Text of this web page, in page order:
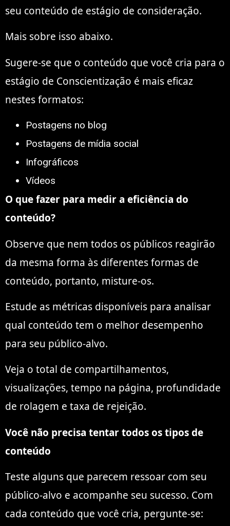
seu conteúdo de estágio de consideração.
Mais sobre isso abaixo.
Sugere-se que o conteúdo que você cria para o
estágio de Conscientização é mais eficaz
nestes formatos:
Postagens no blog
Postagens de mídia social
Infográficos
Vídeos
O que fazer para medir a eficiência do
conteúdo?
Observe que nem todos os públicos reagirão
da mesma forma às diferentes formas de
conteúdo, portanto, misture-os.
Estude as métricas disponíveis para analisar
qual conteúdo tem o melhor desempenho
para seu público-alvo.
Veja o total de compartilhamentos,
visualizações, tempo na página, profundidade
de rolagem e taxa de rejeição.
Você não precisa tentar todos os tipos de
conteúdo
Teste alguns que parecem ressoar com seu
público-alvo e acompanhe seu sucesso. Com
cada conteúdo que você cria, pergunte-se: